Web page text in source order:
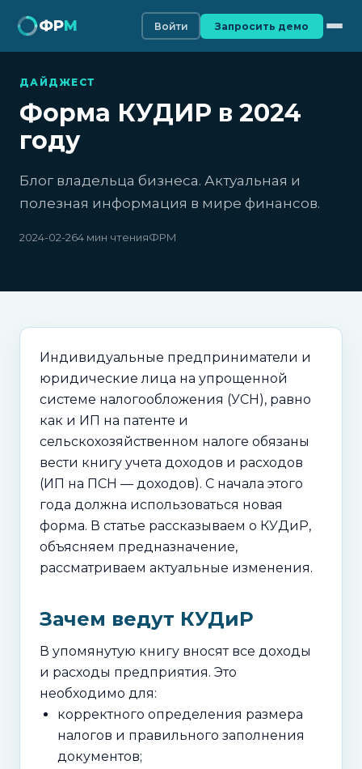
ФРМ Войти Запросить демо
ДАЙДЖЕСТ
Форма КУДИР в 2024
году
Блог владельца бизнеса. Актуальная и
полезная информация в мире финансов.
2024-02-264 мин чтенияФРМ
Индивидуальные предприниматели и
юридические лица на упрощенной
системе налогообложения (УСН), равно
как и ИП на патенте и
сельскохозяйственном налоге обязаны
вести книгу учета доходов и расходов
(ИП на ПСН — доходов). С начала этого
года должна использоваться новая
форма. В статье рассказываем о КУДиР,
объясняем предназначение,
рассматриваем актуальные изменения.
Зачем ведут КУДиР
В упомянутую книгу вносят все доходы
и расходы предприятия. Это
необходимо для:
корректного определения размера
налогов и правильного заполнения
документов;